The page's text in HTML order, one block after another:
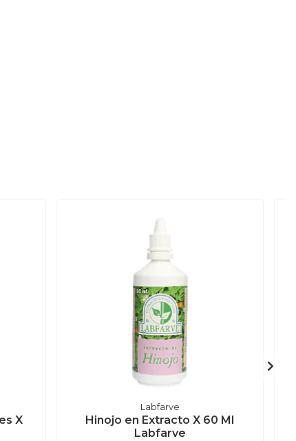
X
Labfarve
Hinojo en Extracto X 60 Ml
Labfarve